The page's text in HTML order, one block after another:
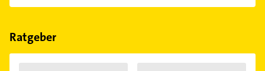
Folgende Leistungen werden angeboten:
und Kundendienste.
Ratgeber